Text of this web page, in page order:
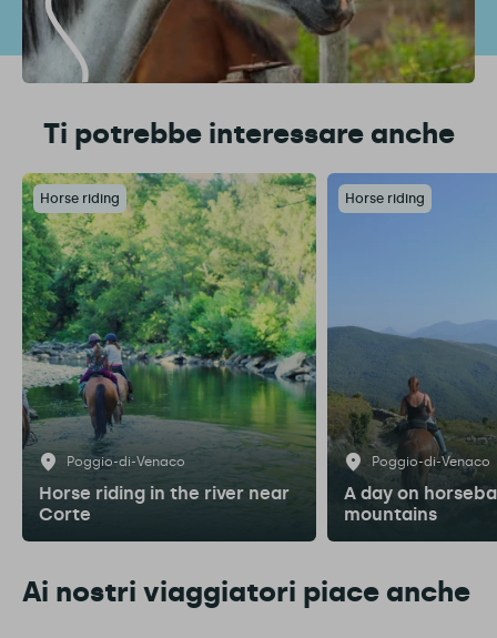
Ti potrebbe interessare anche
Horse riding
Poggio-di-Venaco
Horse riding in the river near
Corte
Horse riding
Poggio-di-Venaco
A day on
mountains
Ai nostri viaggiatori piace anche